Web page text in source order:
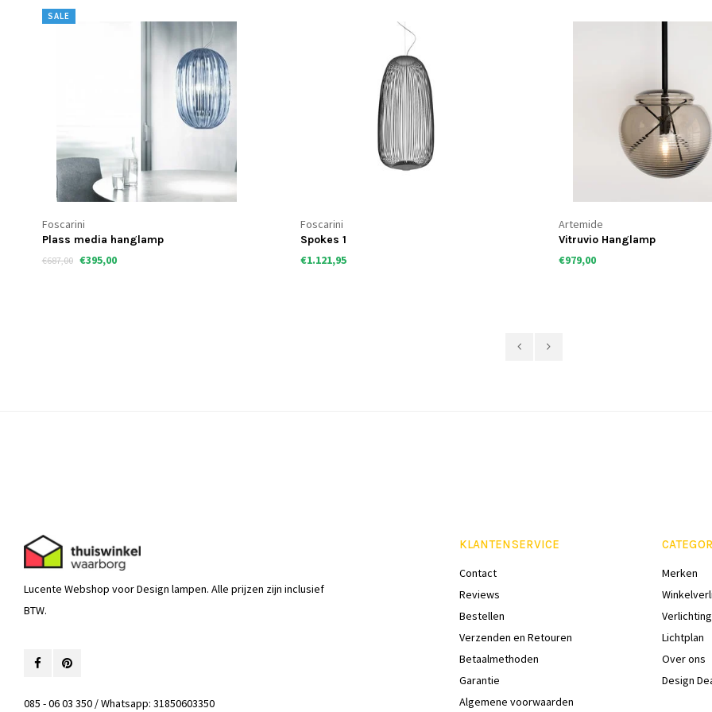
SALE
Foscarini
Plass media hanglamp
€687,00 €395,00
Foscarini
Spokes 1
€1.121,95
Artemide
Vitruvio Hanglamp
€979,00
Lucente Webshop voor Design lampen. Alle prijzen zijn inclusief
BTW.
085 - 06 03 350 / Whatsapp: 31850603350
KLANTENSERVICE
Contact
Reviews
Bestellen
Verzenden en Retouren
Betaalmethoden
Garantie
Algemene voorwaarden
Merken
Verlichting
Lichtplan
Over ons
Design